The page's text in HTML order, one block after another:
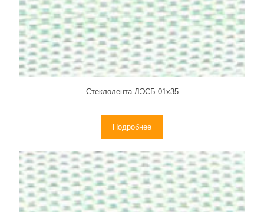
Стеклолента ЛЭСБ 01х35
Подробнее